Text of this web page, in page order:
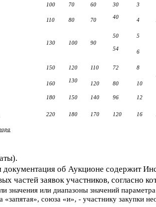
100 70 60 30 3
110 80 70 40 4
130
100 90
50 5
54 6
150 120 110 72
8
160 130 120 80 10
180 150 140 96 12
220 180 170 120 16
документация об Аукционе содержит
частей заявок участников, согласно
значения или диапазоны значений
«запятая», союза «и», - участнику закупки